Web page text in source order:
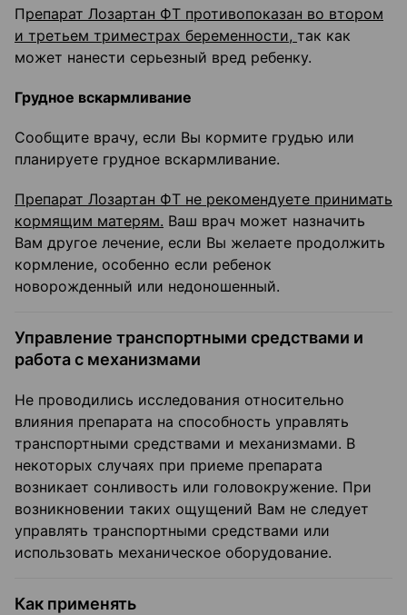
Препарат Лозартан ФТ противопоказан во втором
и третьем триместрах беременности, так как
может нанести серьезный вред ребенку.
Грудное вскармливание
Сообщите врачу, если Вы кормите грудью или
планируете грудное вскармливание.
Препарат Лозартан ФТ не рекомендуете принимать
кормящим матерям. Ваш врач может назначить
Вам другое лечение, если Вы желаете продолжить
кормление, особенно если ребенок
новорожденный или недоношенный.
Управление транспортными средствами и
работа с механизмами
Не проводились исследования относительно
влияния препарата на способность управлять
транспортными средствами и механизмами. В
некоторых случаях при приеме препарата
возникает сонливость или головокружение. При
возникновении таких ощущений Вам не следует
управлять транспортными средствами или
использовать механическое оборудование.
Как применять